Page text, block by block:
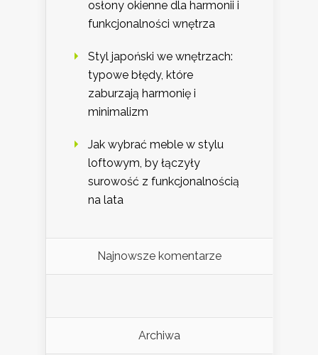
osłony okienne dla harmonii i
funkcjonalności wnętrza
Styl japoński we wnętrzach:
typowe błędy, które
zaburzają harmonię i
minimalizm
Jak wybrać meble w stylu
loftowym, by łączyły
surowość z funkcjonalnością
na lata
Najnowsze komentarze
Archiwa